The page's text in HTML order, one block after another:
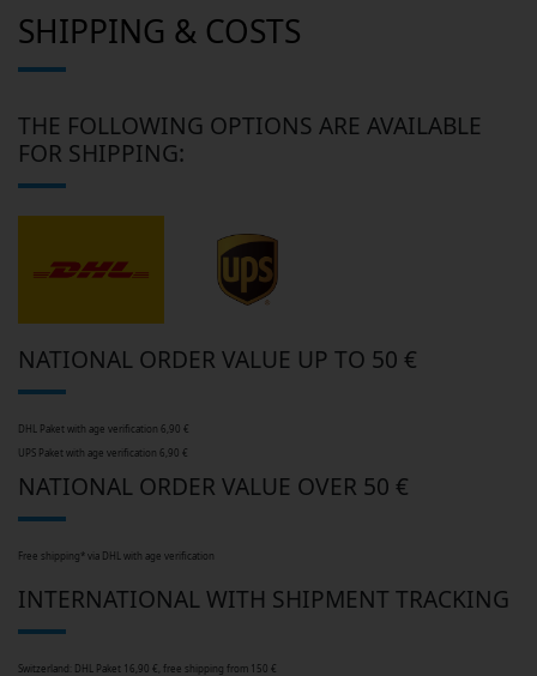
SHIPPING & COSTS
THE FOLLOWING OPTIONS ARE AVAILABLE
FOR SHIPPING:
NATIONAL ORDER VALUE UP TO 50 €
DHL Paket with age verification 6,90 €
UPS Paket with age verification 6,90 €
NATIONAL ORDER VALUE OVER 50 €
Free shipping* via DHL with age verification
INTERNATIONAL WITH SHIPMENT TRACKING
Switzerland: DHL Paket 16,90 €, free shipping from 150 €